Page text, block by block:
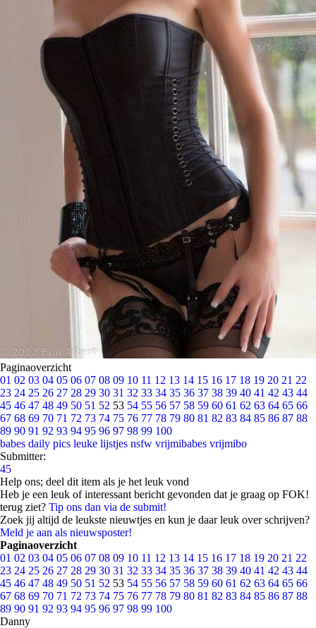
Paginaoverzicht
01 02 03 04 05 06 07 08 09 10 11 12 13 14 15 16 17 18 19 20 21 22
23 24 25 26 27 28 29 30 31 32 33 34 35 36 37 38 39 40 41 42 43 44
45 46 47 48 49 50 51 52 53 54 55 56 57 58 59 60 61 62 63 64 65 66
67 68 69 70 71 72 73 74 75 76 77 78 79 80 81 82 83 84 85 86 87 88
89 90 91 92 93 94 95 96 97 98 99 100
babes daily pics leuke lijstjes nsfw vrijmibabes vrijmibo
Submitter:
45
Help ons; deel dit item als je het leuk vond
Heb je een leuk of interessant bericht gevonden dat je graag op FOK!
terug ziet? Tip ons dan via de submit!
Zoek jij altijd de leukste nieuwtjes en kun je daar leuk over schrijven?
Meld je aan als nieuwsposter!
Paginaoverzicht
01 02 03 04 05 06 07 08 09 10 11 12 13 14 15 16 17 18 19 20 21 22
23 24 25 26 27 28 29 30 31 32 33 34 35 36 37 38 39 40 41 42 43 44
45 46 47 48 49 50 51 52 53 54 55 56 57 58 59 60 61 62 63 64 65 66
67 68 69 70 71 72 73 74 75 76 77 78 79 80 81 82 83 84 85 86 87 88
89 90 91 92 93 94 95 96 97 98 99 100
Danny